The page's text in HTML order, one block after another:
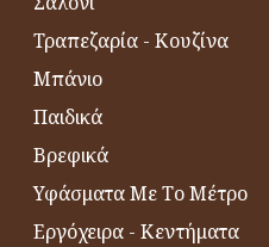
Τραπεζαρία - Κουζίνα
Μπάνιο
Παιδικά
Βρεφικά
Υφάσματα Με Το Μέτρο
Εργόχειρα - Κεντήματα